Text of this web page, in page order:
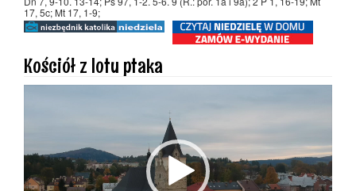
17, 5c; Mt 17, 1-9;
Kościół z lotu ptaka